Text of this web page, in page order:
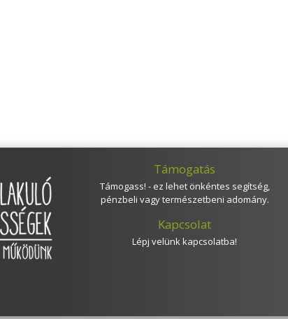
Támogatás
Támogass! - ez lehet önkéntes segítség,
pénzbeli vagy természetbeni adomány.
Kapcsolat
Lépj velünk kapcsolatba!